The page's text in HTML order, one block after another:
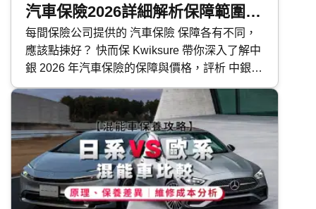
汽車保險2026詳細解析保障範圍及
特色
每間保險公司提供的 汽車保險 保障各有不同，
應該點揀好？ 快而保 Kwiksure 帶你深入了解中
銀 2026 年汽車保險的保障與價格，評析 中銀汽
車保險 優缺點，助你選擇最合適的車保方案。